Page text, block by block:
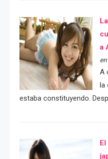
a
A
la
estaba constituyendo.